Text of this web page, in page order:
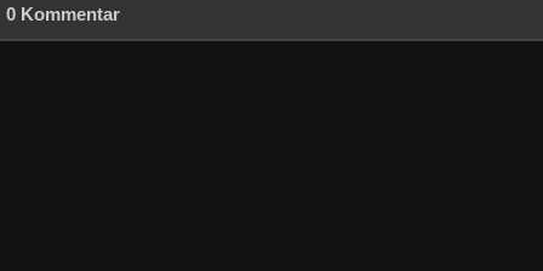
0 Kommentar